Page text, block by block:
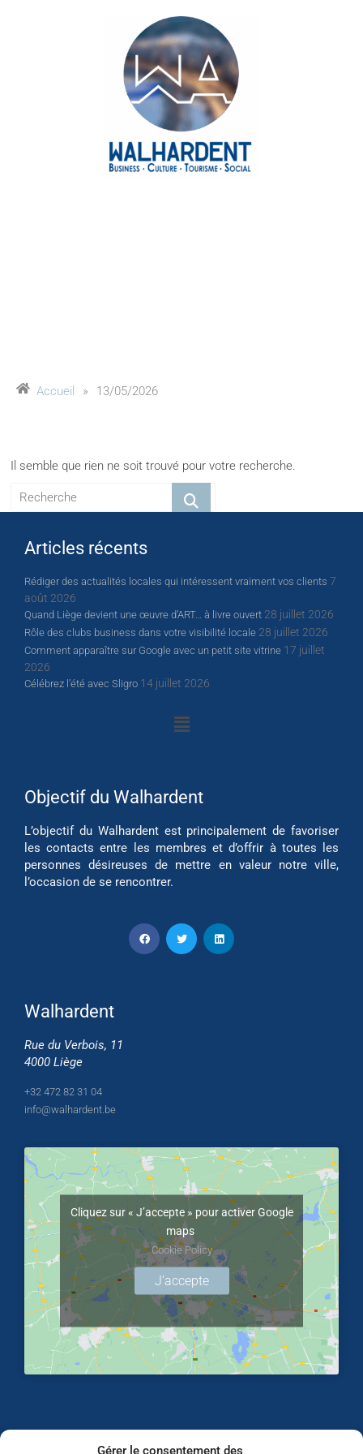
Gérer le consentement des
Accueil » 13/05/2026
Il semble que rien ne soit trouvé pour votre recherche.
Articles récents
Rédiger des actualités locales qui intéressent vraiment vos clients 7
août 2026
Quand Liège devient une œuvre d’ART… à livre ouvert 28 juillet 2026
Rôle des clubs business dans votre visibilité locale 28 juillet 2026
Comment apparaître sur Google avec un petit site vitrine 17 juillet
2026
Célébrez l’été avec Sligro 14 juillet 2026
Objectif du Walhardent
L’objectif du Walhardent est principalement de favoriser
les contacts entre les membres et d’offrir à toutes les
personnes désireuses de mettre en valeur notre ville,
l’occasion de se rencontrer.
Walhardent
Rue du Verbois, 11
4000 Liège
+32 472 82 31 04
info@walhardent.be
Cliquez sur « J’accepte » pour activer Google
maps
Cookie Policy
J’accepte